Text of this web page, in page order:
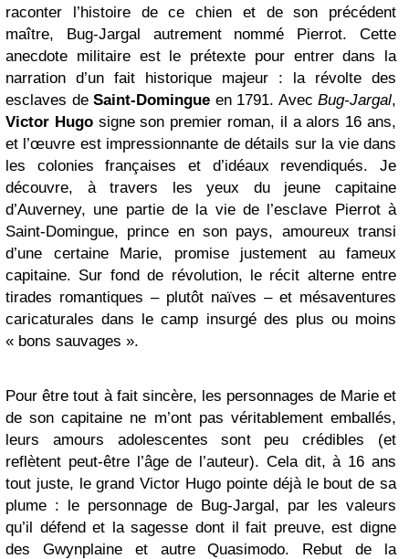
raconter l’histoire de ce chien et de son précédent
maître, Bug-Jargal autrement nommé Pierrot. Cette
anecdote militaire est le prétexte pour entrer dans la
narration d’un fait historique majeur : la révolte des
esclaves de Saint-Domingue en 1791. Avec Bug-Jargal,
Victor Hugosigne son premier roman, il a alors 16 ans,
et l’œuvre est impressionnante de détails sur la vie dans
les colonies françaises et d’idéaux revendiqués. Je
découvre, à travers les yeux du jeune capitaine
d’Auverney, une partie de la vie de l’esclave Pierrot à
Saint-Domingue, prince en son pays, amoureux transi
d’une certaine Marie, promise justement au fameux
capitaine. Sur fond de révolution, le récit alterne entre
tirades romantiques – plutôt naïves – et mésaventures
caricaturales dans le camp insurgé des plus ou moins
« bons sauvages ».
Pour être tout à fait sincère, les personnages de Marie et
de son capitaine ne m’ont pas véritablement emballés,
leurs amours adolescentes sont peu crédibles (et
reflètent peut-être l’âge de l’auteur). Cela dit, à 16 ans
tout juste, le grand Victor Hugo pointe déjà le bout de sa
plume : le personnage de Bug-Jargal, par les valeurs
qu’il défend et la sagesse dont il fait preuve, est digne
des Gwynplaine et autre Quasimodo. Rebut de la